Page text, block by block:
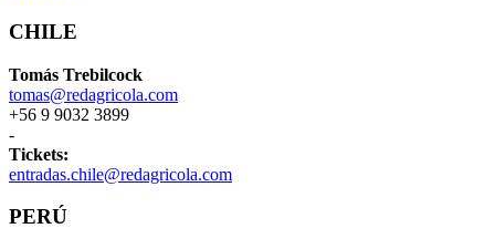
CHILE
Tomás Trebilcock
tomas@redagricola.com
+56 9 9032 3899
-
Tickets:
entradas.chile@redagricola.com
PERÚ